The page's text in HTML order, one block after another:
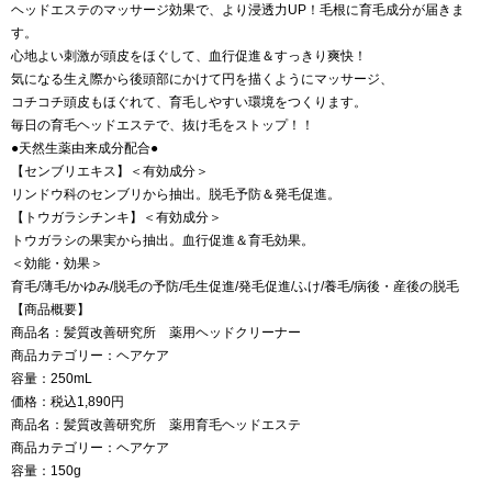
ヘッドエステのマッサージ効果で、より浸透力UP！毛根に育毛成分が届きま
す。
心地よい刺激が頭皮をほぐして、血行促進＆すっきり爽快！
気になる生え際から後頭部にかけて円を描くようにマッサージ、
コチコチ頭皮もほぐれて、育毛しやすい環境をつくります。
毎日の育毛ヘッドエステで、抜け毛をストップ！！
●天然生薬由来成分配合●
【センブリエキス】＜有効成分＞
リンドウ科のセンブリから抽出。脱毛予防＆発毛促進。
【トウガラシチンキ】＜有効成分＞
トウガラシの果実から抽出。血行促進＆育毛効果。
＜効能・効果＞
育毛/薄毛/かゆみ/脱毛の予防/毛生促進/発毛促進/ふけ/養毛/病後・産後の脱毛
【商品概要】
商品名：髪質改善研究所 薬用ヘッドクリーナー
商品カテゴリー：ヘアケア
容量：250mL
価格：税込1,890円
商品名：髪質改善研究所 薬用育毛ヘッドエステ
商品カテゴリー：ヘアケア
容量：150g